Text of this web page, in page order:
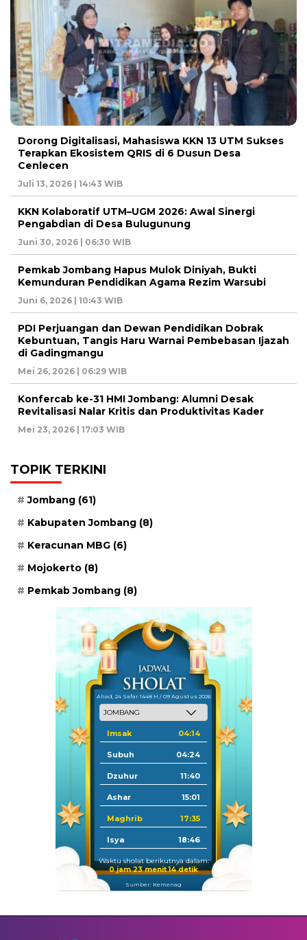
Dorong Digitalisasi, Mahasiswa KKN 13 UTM Sukses
Terapkan Ekosistem QRIS di 6 Dusun Desa
Cenlecen
Juli 13, 2026 | 14:43 WIB
KKN Kolaboratif UTM–UGM 2026: Awal Sinergi
Pengabdian di Desa Bulugunung
Juni 30, 2026 | 06:30 WIB
Pemkab Jombang Hapus Mulok Diniyah, Bukti
Kemunduran Pendidikan Agama Rezim Warsubi
Juni 6, 2026 | 10:43 WIB
PDI Perjuangan dan Dewan Pendidikan Dobrak
Kebuntuan, Tangis Haru Warnai Pembebasan Ijazah
di Gadingmangu
Mei 26, 2026 | 06:29 WIB
Konfercab ke-31 HMI Jombang: Alumni Desak
Revitalisasi Nalar Kritis dan Produktivitas Kader
Mei 23, 2026 | 17:03 WIB
TOPIK TERKINI
Jombang (61)
Kabupaten Jombang (8)
Keracunan MBG (6)
Mojokerto (8)
Pemkab Jombang (8)
Ahad, 24 Safar 1448 H / 09 Agustus 2026
Imsak 04:14
Subuh 04:24
Dzuhur 11:40
Ashar 15:01
Maghrib 17:35
Isya 18:46
Waktu sholat berikutnya dalam:
0 jam 23 menit 13 detik
Sumber: Kemenag